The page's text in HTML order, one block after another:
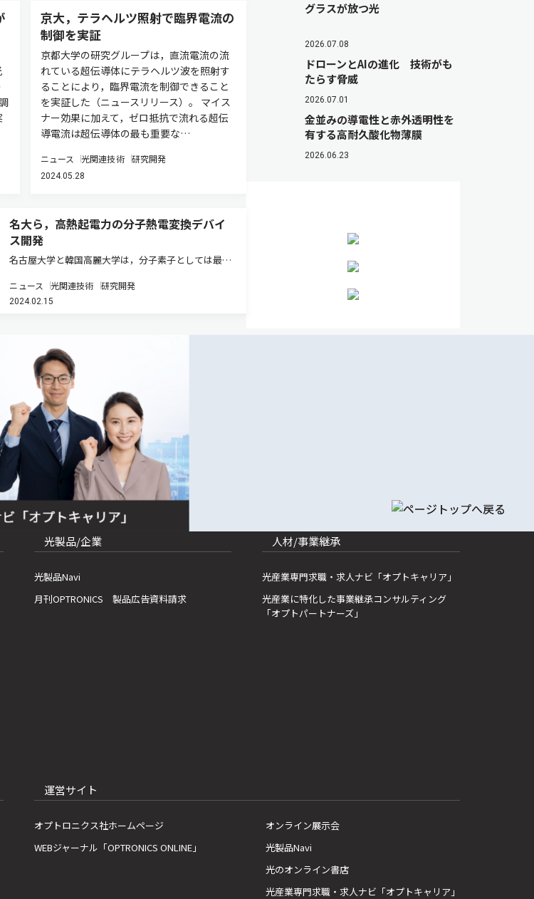
京大，テラヘルツ照射で臨界電流の
制御を実証
京都大学の研究グループは，直流電流の流
れている超伝導体にテラヘルツ波を照射す
ることにより，臨界電流を制御できること
を実証した（ニュースリリース）。 マイス
ナー効果に加えて，ゼロ抵抗で流れる超伝
導電流は超伝導体の最も重要な…
ニュース 光関連技術 研究開発
2024.05.28
名大ら，高熱起電力の分子熱電変換デバイ
ス開発
名古屋大学と韓国高麗大学は，分子素子としては最高
（ニュースリリース）。 ゼーベック効果を利用した熱
電変換素子の毒性や資源の希少性の問題を解決する分
ニュース 光関連技術 研究開発
2024.02.15
グラスが放つ光
2026.07.08
ドローンとAIの進化 技術がも
たらす脅威
2026.07.01
金並みの導電性と赤外透明性を
有する高耐久酸化物薄膜
2026.06.23
光製品/企業
光製品Navi
月刊OPTRONICS 製品広告資料請求
人材/事業継承
光産業専門求職・求人ナビ「オプトキャリア」
光産業に特化した事業継承コンサルティング
「オプトパートナーズ」
運営サイト
オプトロニクス社ホームページ
WEBジャーナル「OPTRONICS ONLINE」
オンライン展示会
光製品Navi
光のオンライン書店
光産業専門求職・求人ナビ「オプトキャリア」